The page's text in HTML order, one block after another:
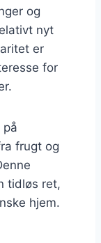
og
nyt
er
for
på
frugt og
tidløs ret,
hjem.